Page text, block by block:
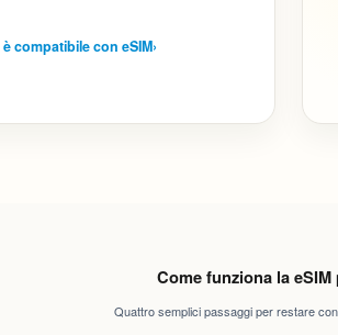
compatibile con eSIM›
Come funziona la
Quattro semplici passaggi per restare